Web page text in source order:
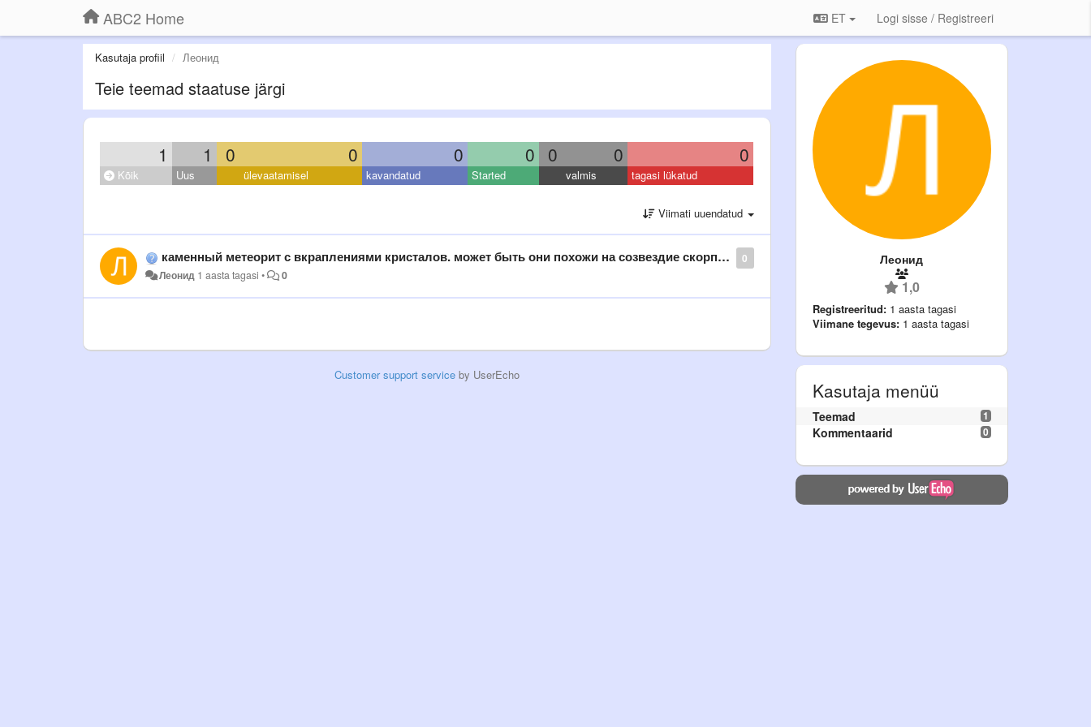
ABC2 Home ET Logi sisse / Registreeri
Kasutaja profiil Леонид
Teie teemad staatuse järgi
1 1 0 0 0 0 0 0 0
Kõik Uus ülevaatamisel kavandatud Started valmis tagasi lükatud
Viimati uuendatud
0
каменный метеорит с вкраплениями кристалов. может быть они похожи на созвездие скорпиона, которрый как послание,летел до земли много миллиардов световых лет и сейчас выклдит немного по другому ?
Леонид 1 aasta tagasi • 0
Customer support serviceby UserEcho
Леонид
1,0
Registreeritud: 1 aasta tagasi
Viimane tegevus: 1 aasta tagasi
Kasutaja menüü
1
Teemad
0
Kommentaarid